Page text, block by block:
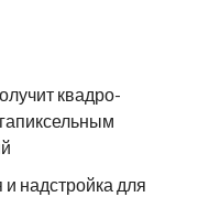
квадро-
надстройка для